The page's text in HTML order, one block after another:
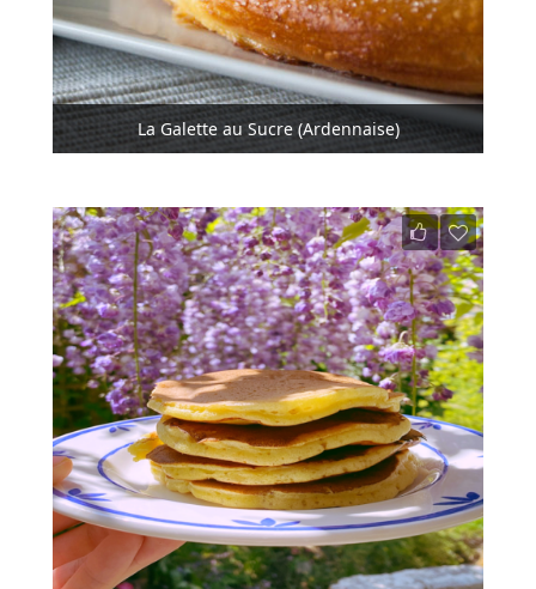
La Galette au Sucre (Ardennaise)